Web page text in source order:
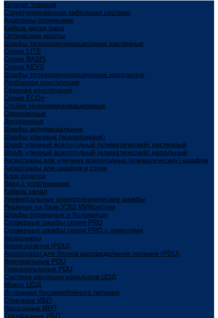
Каталог товаров
Структурированная кабельная система
Адаптеры оптические
Кабель витая пара
Оптические кроссы
Шкафы телекоммуникационные настенные
Cерия LITE
Cерия BASIS
Cерия KEYS
Шкафы телекоммуникационные напольные
Разборная конструкция
Сварная конструкция
Серия ECO+
Стойки телекоммуникационные
Однорамные
Двухрамные
Шкафы антивандальные
Шкафы уличные (всепогодные)
Шкаф уличный всепогодный (климатический) настенный
Шкаф уличный всепогодный (климатический) напольный
Аксессуары для уличных всепогодных (климатических) шкафов
Аксессуары для шкафов и стоек
Блок розеток
Ввод с уплотнением
Кабель канал
Универсальные электротехнические шкафы
Решения на базе УЭШ МИКсистем
Шкафы серверные и Колокейшн
Серверные шкафы серия PRO
Серверные шкафы серии PRO с ламелями
Аксессуары
Блоки розеток (PDU)
Аксессуары для блоков распределения питания (PDU)
Вертикальные PDU
Горизонтальные PDU
Система изоляции коридоров ЦОД
Микро ЦОД
Источники бесперебойного питания
Стоечные ИБП
Напольные ИБП
Трёхфазные ИБП